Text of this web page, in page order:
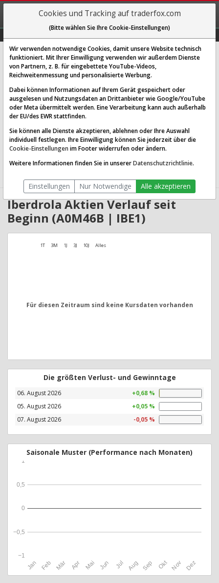
REGIS-
TRIEREN
IBERDROLA INH. EO -,75
[IBE1 | WKN A0M46B | ISIN ES0144580Y14]
20,705 € -0,07 %
Echtzeit-Aktienkurs 08.08.2026 05:58 Uhr
BID:20,660 €
Website:
http://www.iberdrola.es
Sektor:
Utilities / Utilities - Diversified
138.13 Mrd. EUR
Anzahl
6,673,141,760
Iberdrola Aktien Verlauf seit
Beginn (A0M46B | IBE1)
1T 3M 1J 3J 10J Alles
Für diesen Zeitraum sind keine Kursdaten vorhanden
Die größten Verlust- und Gewinntage
06. August 2026
+0,68 %
05. August 2026
+0,05 %
07. August 2026
-0,05 %
Saisonale Muster (Performance nach Monaten)
Jan Feb Mär Apr Mai Jun Jul Aug Sep Okt Nov Dez
−1
−0,5
0
0,5
1
Cookies und Tracking auf traderfox.com
(Bitte wählen Sie Ihre Cookie-Einstellungen)
Wir verwenden notwendige Cookies, damit unsere Website technisch
funktioniert. Mit Ihrer Einwilligung verwenden wir außerdem Dienste
von Partnern, z. B. für eingebettete YouTube-Videos,
Reichweitenmessung und personalisierte Werbung.
Dabei können Informationen auf Ihrem Gerät gespeichert oder
ausgelesen und Nutzungsdaten an Drittanbieter wie Google/YouTube
oder Meta übermittelt werden. Eine Verarbeitung kann auch außerhalb
der EU/des EWR stattfinden.
Sie können alle Dienste akzeptieren, ablehnen oder Ihre Auswahl
individuell festlegen. Ihre Einwilligung können Sie jederzeit über die
Cookie-Einstellungen im Footer widerrufen oder ändern.
Weitere Informationen finden Sie in unsererDatenschutzrichtlinie.
Einstellungen Nur Notwendige Alle akzeptieren